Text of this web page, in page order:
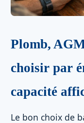
Plomb,
choisir par
capacité
Le bon choix de